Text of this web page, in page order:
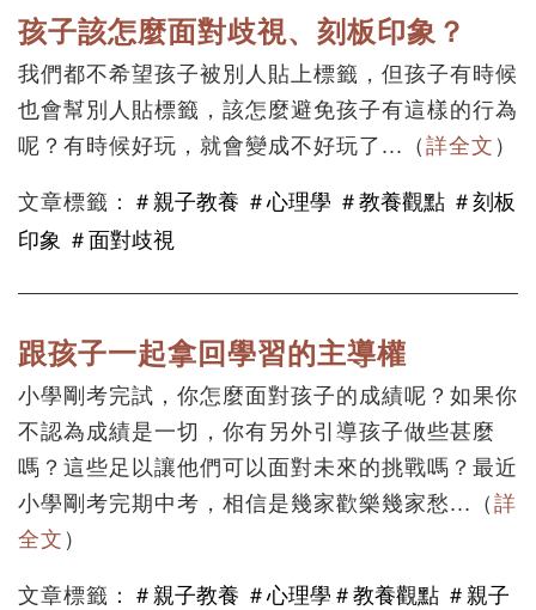
孩子該怎麼面對歧視、刻板印象？
我們都不希望孩子被別人貼上標籤，但孩子有時候
也會幫別人貼標籤，該怎麼避免孩子有這樣的行為
呢？有時候好玩，就會變成不好玩了... （ 詳全文 ）
文章標籤： ＃親子教養 ＃心理學 ＃教養觀點 ＃刻板
印象 ＃面對歧視
跟孩子一起拿回學習的主導權
小學剛考完試，你怎麼面對孩子的成績呢？如果你
不認為成績是一切，你有另外引導孩子做些甚麼
嗎？這些足以讓他們可以面對未來的挑戰嗎？最近
小學剛考完期中考，相信是幾家歡樂幾家愁... （ 詳
全文 ）
文章標籤： ＃親子教養 ＃心理學＃教養觀點 ＃親子